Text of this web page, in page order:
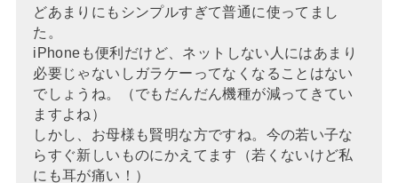
どあまりにもシンプルすぎて普通に使ってまし
た。
iPhoneも便利だけど、ネットしない人にはあまり
必要じゃないしガラケーってなくなることはない
でしょうね。（でもだんだん機種が減ってきてい
ますよね）
しかし、お母様も賢明な方ですね。今の若い子な
らすぐ新しいものにかえてます（若くないけど私
にも耳が痛い！）